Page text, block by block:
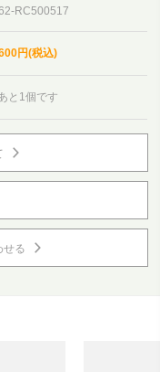
RC500517
円(税込)
と1個です
せる